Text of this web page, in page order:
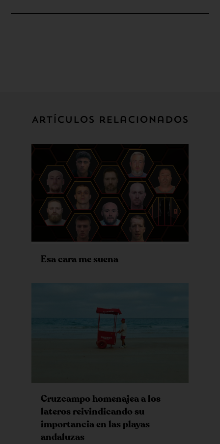
Artículos relacionados
Esa cara me suena
Cruzcampo homenajea a los
lateros reivindicando su
importancia en las playas
andaluzas